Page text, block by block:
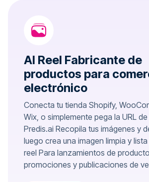
AI Reel Fabricante de
productos para
electrónico
Conecta tu tienda Shopify,
Wix, o simplemente pega la URL
Predis.ai Recopila tus imágenes y
luego crea una imagen limpia y
reel Para lanzamientos de
promociones y publicaciones de